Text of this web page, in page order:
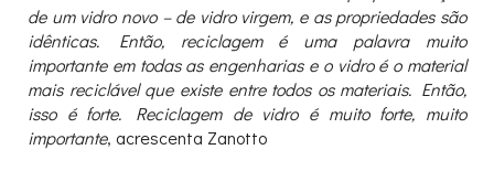
de um vidro novo – de vidro virgem, e as propriedades são
idênticas. Então, reciclagem é uma palavra muito
importante em todas as engenharias e o vidro é o material
mais reciclável que existe entre todos os materiais. Então,
isso é forte. Reciclagem de vidro é muito forte, muito
importante, acrescenta Zanotto